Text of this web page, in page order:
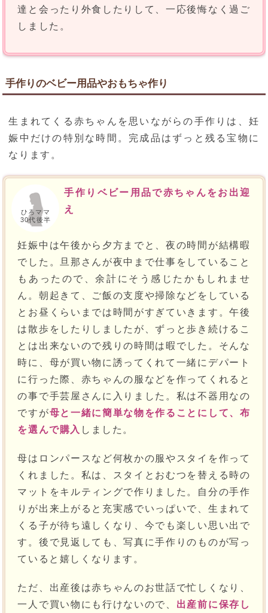
達と会ったり外食したりして、一応後悔なく過ご
しました。
手作りのベビー用品やおもちゃ作り
生まれてくる赤ちゃんを思いながらの手作りは、妊
娠中だけの特別な時間。完成品はずっと残る宝物に
なります。
ひろママ
30代後半
手作りベビー用品で赤ちゃんをお出迎
え
妊娠中は午後から夕方までと、夜の時間が結構暇
でした。旦那さんが夜中まで仕事をしていること
もあったので、余計にそう感じたかもしれませ
ん。朝起きて、ご飯の支度や掃除などをしている
とお昼くらいまでは時間がすぎていきます。午後
は散歩をしたりしましたが、ずっと歩き続けるこ
とは出来ないので残りの時間は暇でした。そんな
時に、母が買い物に誘ってくれて一緒にデパート
に行った際、赤ちゃんの服などを作ってくれると
の事で手芸屋さんに入りました。私は不器用なの
ですが母と一緒に簡単な物を作ることにして、布
を選んで購入 しました。
母はロンパースなど何枚かの服やスタイを作って
くれました。私は、スタイとおむつを替える時の
マットをキルティングで作りました。自分の手作
りが出来上がると充実感でいっぱいで、生まれて
くる子が待ち遠しくなり、今でも楽しい思い出で
す。後で見返しても、写真に手作りのものが写っ
ていると嬉しくなります。
ただ、出産後は赤ちゃんのお世話で忙しくなり、
一人で買い物にも行けないので、 出産前に保存し